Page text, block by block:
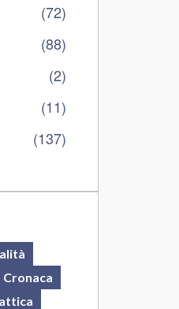
(72)
(88)
(2)
(11)
(137)
Cronaca